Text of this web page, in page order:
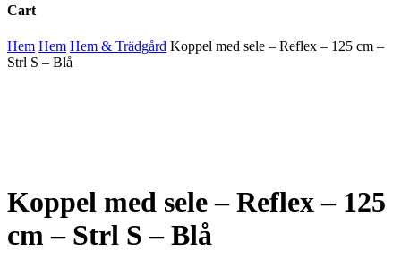
Cart
Close
Cart
Hem Hem Hem & Trädgård Koppel med sele – Reflex – 125 cm –
Strl S – Blå
Koppel med sele – Reflex – 125
cm – Strl S – Blå